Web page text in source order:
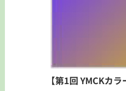
【第1回 YMCKカラ